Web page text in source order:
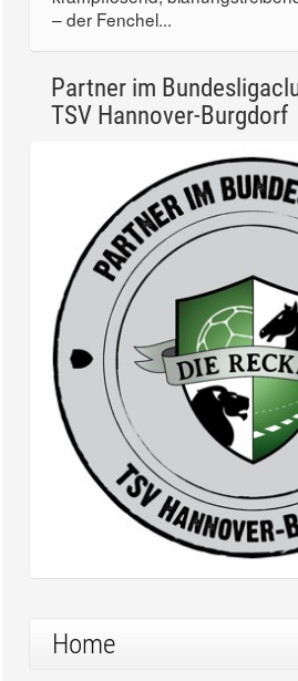
– der Fenchel...
Partner im
TSV Hannover-Burgdorf
Home